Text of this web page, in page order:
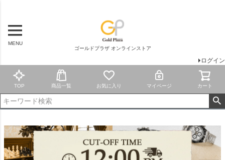
MENU
ゴールドプラザ オンラインストア
ログイン
TOP 商品一覧 お気に入り マイページ カート